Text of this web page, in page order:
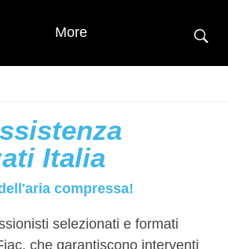
More
Italia
compressa!
selezionati e formati
che garantiscono interventi